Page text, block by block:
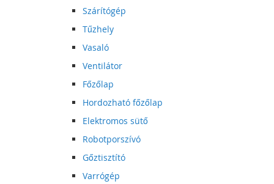
Szárítógép
Tűzhely
Vasaló
Ventilátor
Főzőlap
Hordozható főzőlap
Elektromos sütő
Robotporszívó
Gőztisztító
Varrógép